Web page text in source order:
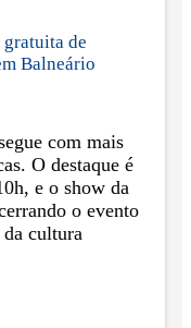
de
Balneário
com mais
O destaque é
e o show da
o evento
cultura